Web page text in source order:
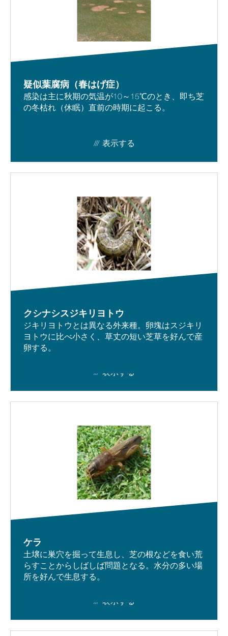
疑似葉腐病（春はげ症）
感染は主に秋期の気温が10～15℃のとき、即ち芝
の冬枯れ（休眠）直前の時期に起こる。
表示する
クシナシスジキリヨトウ
ジキリヨトウとは異なる外来種。卵塊はスジキリ
ヨトウに比べ小さく、草丈の短い芝草を好んで産
卵する。
表示する
ケラ
土壌に巣穴を掘って生息し、芝の根などを食い荒
らすことからしばしば問題となる。水分の多い場
所を好んで生息する。
表示する